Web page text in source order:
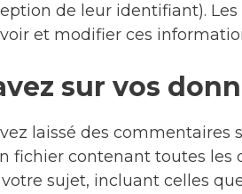
de leur identifiant). Les
et modifier ces
sur vos
laissé des commentaires
fichier contenant toutes les
sujet, incluant celles